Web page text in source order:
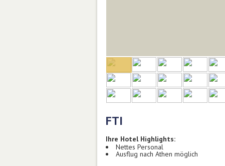
FTI
Ihre Hotel Highlights:
Nettes Personal
Ausflug nach Athen möglich